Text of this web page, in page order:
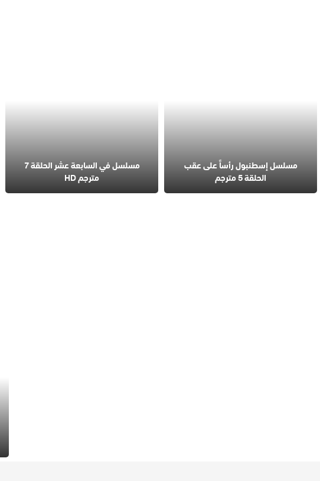
مسلسل إسطنبول رأساً على عقب
الحلقة 5 مترجم
مسلسل في السابعة عشر الحلقة 7
مترجم HD